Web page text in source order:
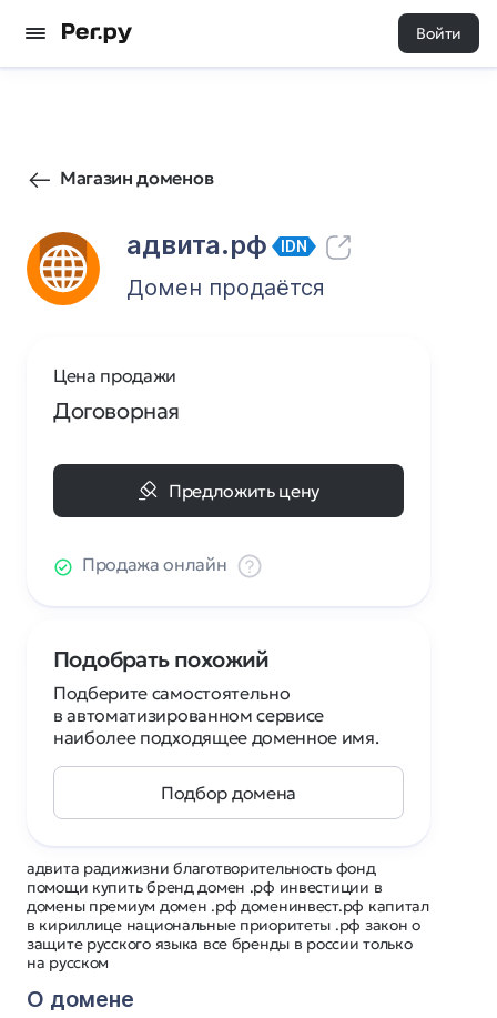
Войти
Магазин доменов
адвита.рф IDN
0 0
Домен продаётся
адвита радижизни благотворительность фонд
помощи купить бренд домен .рф инвестиции в
домены премиум домен .рф доменинвест.рф капитал
в кириллице национальные приоритеты .рф закон о
защите русского языка все бренды в россии только
на русском
О домене
Цена продажи
Договорная
Предложить цену
Продажа онлайн
Подобрать похожий
Подберите самостоятельно
в автоматизированном сервисе
наиболее подходящее доменное имя.
Подбор домена